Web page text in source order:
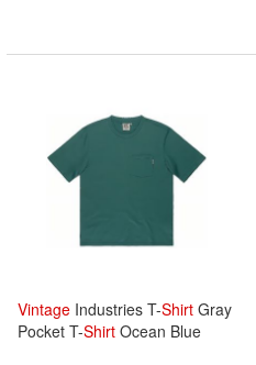
Vintage Industries T-Shirt Gray
Pocket T-Shirt Ocean Blue